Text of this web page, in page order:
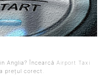
Anglia? Încearcă Airport Taxi
prețul corect.